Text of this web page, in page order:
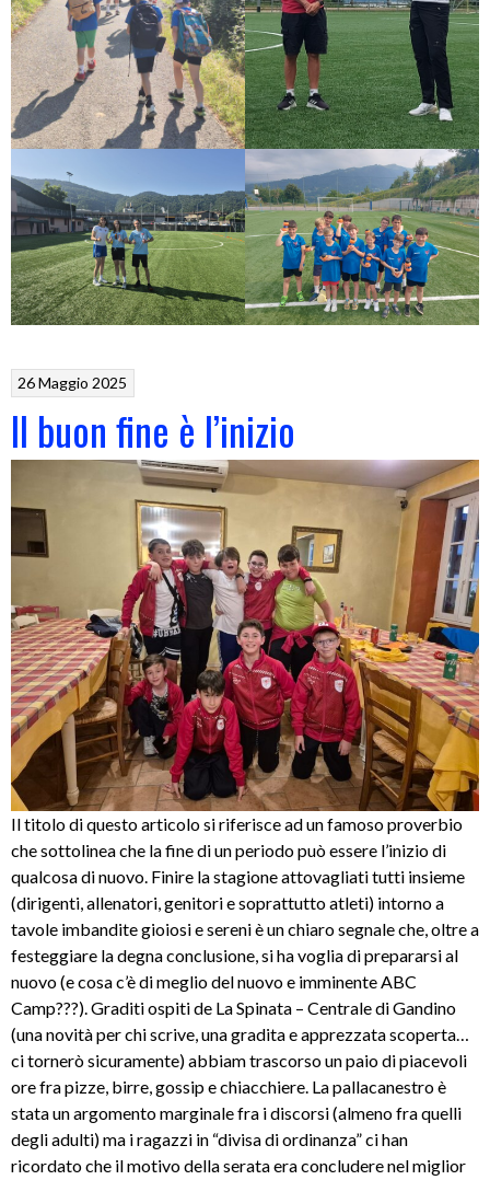
26 Maggio 2025
Il buon fine è l’inizio
Il titolo di questo articolo si riferisce ad un famoso proverbio
che sottolinea che la fine di un periodo può essere l’inizio di
qualcosa di nuovo. Finire la stagione attovagliati tutti insieme
(dirigenti, allenatori, genitori e soprattutto atleti) intorno a
tavole imbandite gioiosi e sereni è un chiaro segnale che, oltre a
festeggiare la degna conclusione, si ha voglia di prepararsi al
nuovo (e cosa c’è di meglio del nuovo e imminente ABC
Camp???). Graditi ospiti de La Spinata – Centrale di Gandino
(una novità per chi scrive, una gradita e apprezzata scoperta…
ci tornerò sicuramente) abbiam trascorso un paio di piacevoli
ore fra pizze, birre, gossip e chiacchiere. La pallacanestro è
stata un argomento marginale fra i discorsi (almeno fra quelli
degli adulti) ma i ragazzi in “divisa di ordinanza” ci han
ricordato che il motivo della serata era concludere nel miglior